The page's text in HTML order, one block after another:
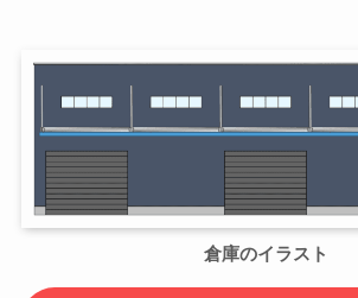
倉庫のイラスト